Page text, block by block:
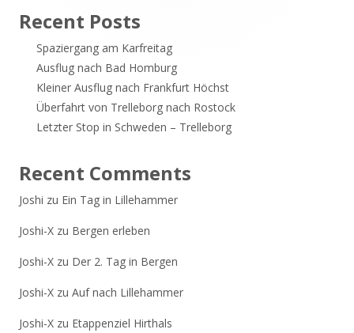
Recent Posts
Spaziergang am Karfreitag
Ausflug nach Bad Homburg
Kleiner Ausflug nach Frankfurt Höchst
Überfahrt von Trelleborg nach Rostock
Letzter Stop in Schweden – Trelleborg
Recent Comments
Joshi zu Ein Tag in Lillehammer
Joshi-X zu Bergen erleben
Joshi-X zu Der 2. Tag in Bergen
Joshi-X zu Auf nach Lillehammer
Joshi-X zu Etappenziel Hirthals